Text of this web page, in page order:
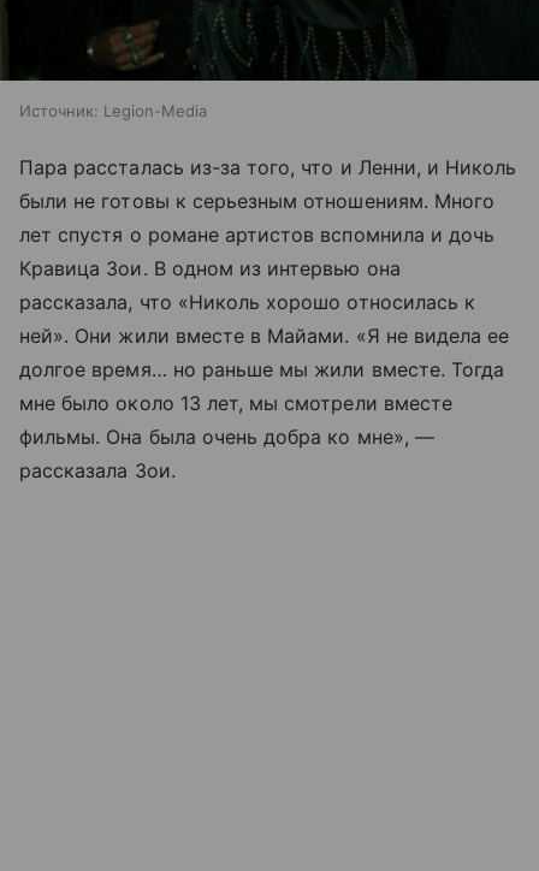
Источник: Legion-Media
Пара рассталась из-за того, что и Ленни, и Николь
были не готовы к серьезным отношениям. Много
лет спустя о романе артистов вспомнила и дочь
Кравица Зои. В одном из интервью она
рассказала, что «Николь хорошо относилась к
ней». Они жили вместе в Майами. «Я не видела ее
долгое время… но раньше мы жили вместе. Тогда
мне было около 13 лет, мы смотрели вместе
фильмы. Она была очень добра ко мне», —
рассказала Зои.